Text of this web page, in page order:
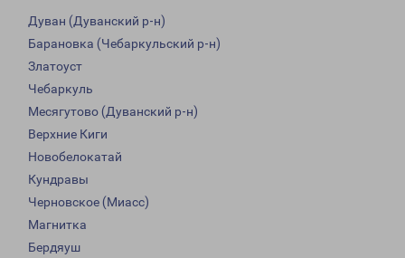
Дуван (Дуванский р-н)
Барановка (Чебаркульский р-н)
Златоуст
Чебаркуль
Месягутово (Дуванский р-н)
Верхние Киги
Новобелокатай
Кундравы
Черновское (Миасс)
Магнитка
Бердяуш